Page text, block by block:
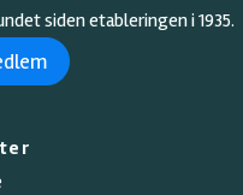
siden etableringen i 1935.